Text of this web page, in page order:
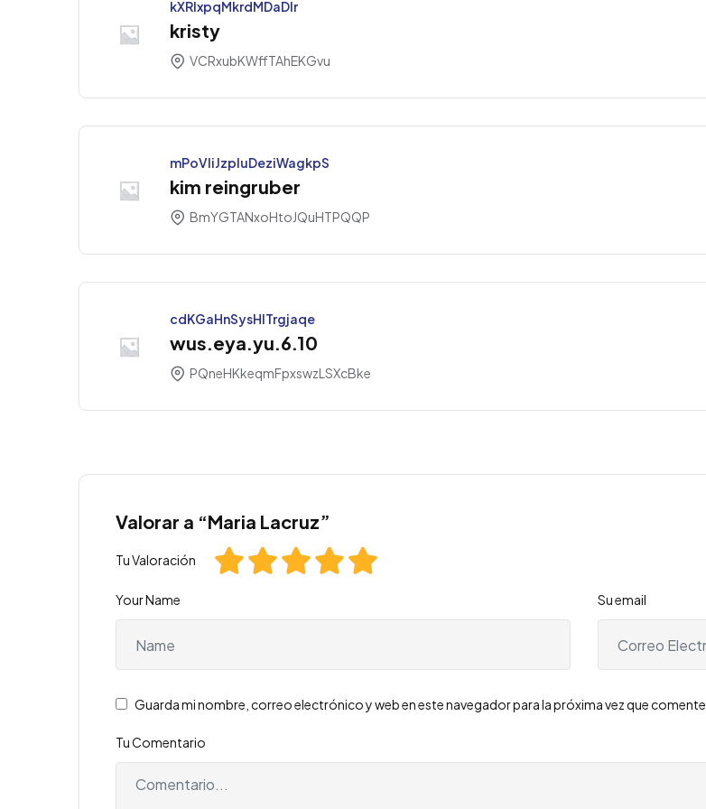
kXRlxpqMkrdMDaDIr
kristy
VCRxubKWffTAhEKGvu
mPoVliJzpluDeziWagkpS
kim reingruber
BmYGTANxoHtoJQuHTPQQP
cdKGaHnSysHlTrgjaqe
wus.eya.yu.6.10
PQneHKkeqmFpxswzLSXcBke
Valorar a “Maria Lacruz”
Tu Valoración
Your Name Su email
Guarda mi nombre, correo electrónico y web en este navegador para la próxima vez que comente.
Tu Comentario